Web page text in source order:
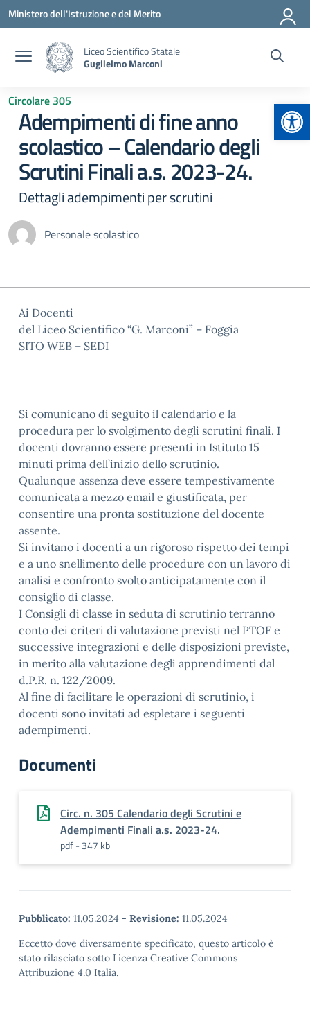
Vai ai contenuti
Vai al menu di navigazione
Vai al footer
Ministero dell'Istruzione e del Merito
Liceo Scientifico Statale
Guglielmo Marconi
Circolare 305
Adempimenti di fine anno
scolastico – Calendario degli
Scrutini Finali a.s. 2023-24.
Dettagli adempimenti per scrutini
Personale scolastico
Ai Docenti
del Liceo Scientifico “G. Marconi” – Foggia
SITO WEB – SEDI
Si comunicano di seguito il calendario e la
procedura per lo svolgimento degli scrutini finali. I
docenti dovranno essere presenti in Istituto 15
minuti prima dell’inizio dello scrutinio.
Qualunque assenza deve essere tempestivamente
comunicata a mezzo email e giustificata, per
consentire una pronta sostituzione del docente
assente.
Si invitano i docenti a un rigoroso rispetto dei tempi
e a uno snellimento delle procedure con un lavoro di
analisi e confronto svolto anticipatamente con il
consiglio di classe.
I Consigli di classe in seduta di scrutinio terranno
conto dei criteri di valutazione previsti nel PTOF e
successive integrazioni e delle disposizioni previste,
in merito alla valutazione degli apprendimenti dal
d.P.R. n. 122/2009.
Al fine di facilitare le operazioni di scrutinio, i
docenti sono invitati ad espletare i seguenti
adempimenti.
Documenti
Circ. n. 305 Calendario degli Scrutini e
Adempimenti Finali a.s. 2023-24.
pdf - 347 kb
Pubblicato: 11.05.2024 - Revisione: 11.05.2024
Eccetto dove diversamente specificato, questo articolo è
stato rilasciato sotto Licenza Creative Commons
Attribuzione 4.0 Italia.